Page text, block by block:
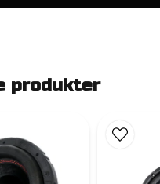
produkter